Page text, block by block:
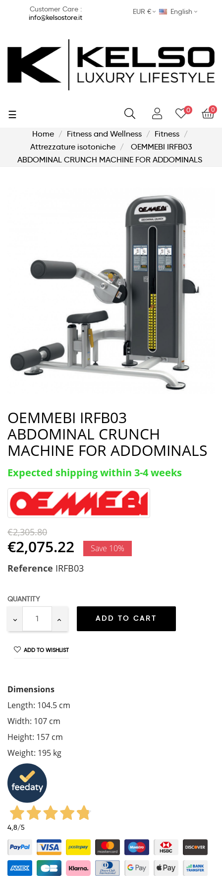
Customer Care :
info@kelsostore.it
EUR € English
0
0
Toggle
☰
Home Fitness and Wellness
Fitness
Attrezzature isotoniche
OEMMEBI IRFB03
ABDOMINAL CRUNCH MACHINE FOR ADDOMINALS
OEMMEBI IRFB03
ABDOMINAL CRUNCH
MACHINE FOR ADDOMINALS
Expected shipping within 3-4 weeks
€2,305.80
€2,075.22 Save 10%
Reference IRFB03
QUANTITY
ADD TO CART
ADD TO WISHLIST
Dimensions
Length: 104.5 cm
Width: 107 cm
Height: 157 cm
Weight: 195 kg
4,8/5